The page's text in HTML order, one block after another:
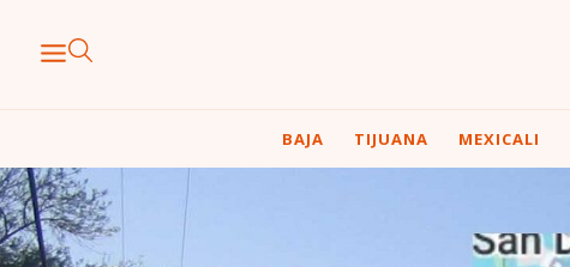
BAJA TIJUANA MEXICALI